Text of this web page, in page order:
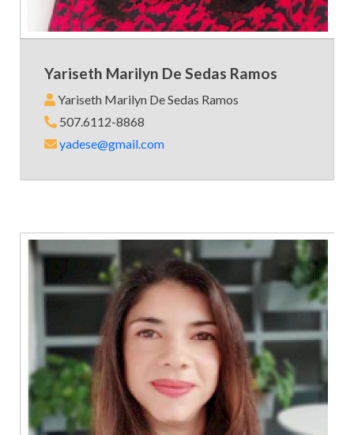
Yariseth Marilyn De Sedas Ramos
Yariseth Marilyn De Sedas Ramos
507.6112-8868
yadese@gmail.com